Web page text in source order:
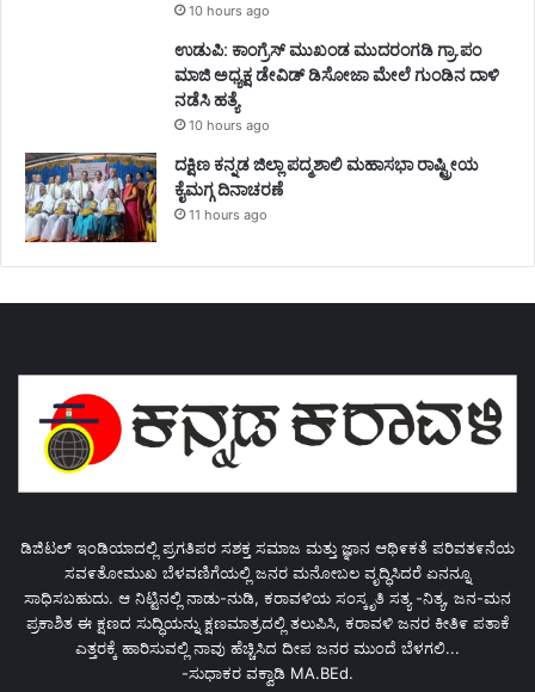
10 hours ago
ಉಡುಪಿ: ಕಾಂಗ್ರೆಸ್‌ ಮುಖಂಡ ಮುದರಂಗಡಿ ಗ್ರಾ.ಪಂ
ಮಾಜಿ ಅಧ್ಯಕ್ಷ ಡೇವಿಡ್‌ ಡಿಸೋಜಾ ಮೇಲೆ ಗುಂಡಿನ ದಾಳಿ
ನಡೆಸಿ ಹತ್ಯೆ
10 hours ago
ದಕ್ಷಿಣ ಕನ್ನಡ ಜಿಲ್ಲಾ ಪದ್ಮಶಾಲಿ ಮಹಾಸಭಾ ರಾಷ್ಟ್ರೀಯ
ಕೈಮಗ್ಗ ದಿನಾಚರಣೆ
11 hours ago
ಡಿಜಿಟಲ್ ಇಂಡಿಯಾದಲ್ಲಿ ಪ್ರಗತಿಪರ ಸಶಕ್ತ ಸಮಾಜ ಮತ್ತು ಜ್ಞಾನ ಆಥಿ೯ಕತೆ ಪರಿವತ೯ನೆಯ
ಸವ೯ತೋಮುಖ ಬೆಳವಣಿಗೆಯಲ್ಲಿ ಜನರ ಮನೋಬಲ ವೃದ್ಧಿಸಿದರೆ ಏನನ್ನೂ
ಸಾಧಿಸಬಹುದು. ಆ ನಿಟ್ಟಿನಲ್ಲಿ ನಾಡು-ನುಡಿ, ಕರಾವಳಿಯ ಸಂಸ್ಕೃತಿ ಸತ್ಯ -ನಿತ್ಯ, ಜನ-ಮನ
ಪ್ರಕಾಶಿತ ಈ ಕ್ಷಣದ ಸುದ್ಧಿಯನ್ನು ಕ್ಷಣಮಾತ್ರದಲ್ಲಿ ತಲುಪಿಸಿ, ಕರಾವಳಿ ಜನರ ಕೀತಿ೯ ಪತಾಕೆ
ಎತ್ತರಕ್ಕೆ ಹಾರಿಸುವಲ್ಲಿ ನಾವು ಹೆಚ್ಚಿಸಿದ ದೀಪ ಜನರ ಮುಂದೆ ಬೆಳಗಲಿ...
-ಸುಧಾಕರ ವಕ್ವಾಡಿ MA.BEd.